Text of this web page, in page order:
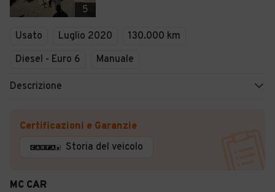
5
Usato Luglio 2020
130.000 km
Diesel - Euro 6
Manuale
Descrizione
Certificazioni e Garanzie
Storia del veicolo
MC CAR